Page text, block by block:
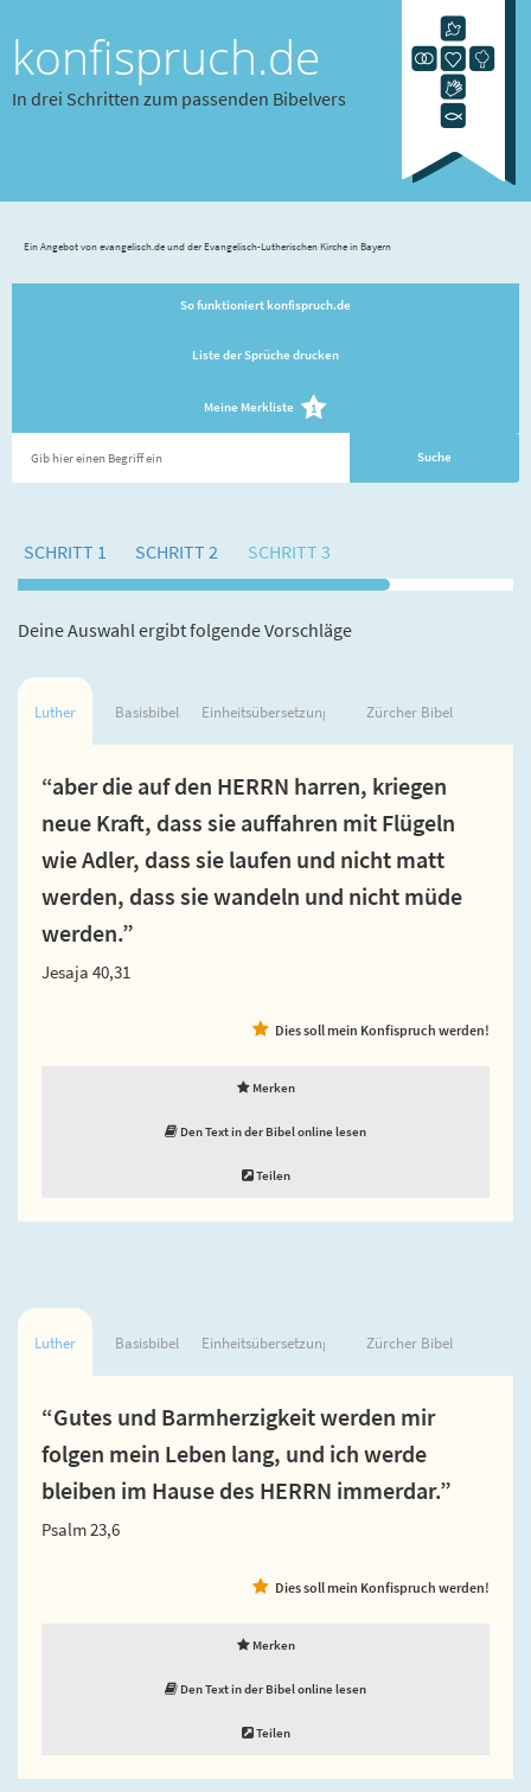
konfispruch.de
In drei Schritten zum passenden Bibelvers
Ein Angebot von evangelisch.de und der Evangelisch-Lutherischen Kirche in Bayern
So funktioniert konfispruch.de
Liste der Sprüche drucken
Meine Merkliste 1
SCHRITT 1 SCHRITT 2 SCHRITT 3
Deine Auswahl ergibt folgende Vorschläge
Luther Basisbibel Einheitsübersetzung Zürcher Bibel
“aber die auf den HERRN harren, kriegen
neue Kraft, dass sie auffahren mit Flügeln
wie Adler, dass sie laufen und nicht matt
werden, dass sie wandeln und nicht müde
werden.”
Jesaja 40,31
Dies soll mein Konfispruch werden!
Merken
Den Text in der Bibel online lesen
Teilen
Luther Basisbibel Einheitsübersetzung Zürcher Bibel
“Gutes und Barmherzigkeit werden mir
folgen mein Leben lang, und ich werde
bleiben im Hause des HERRN immerdar.”
Psalm 23,6
Dies soll mein Konfispruch werden!
Merken
Den Text in der Bibel online lesen
Teilen